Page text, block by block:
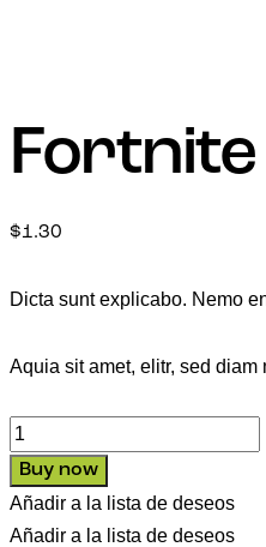
Fortnite
$1.30
Dicta sunt explicabo. Nemo
Aquia sit amet, elitr, sed
Fortnite
cantidad
Buy now
Añadir a la lista de deseos
Añadir a la lista de deseos